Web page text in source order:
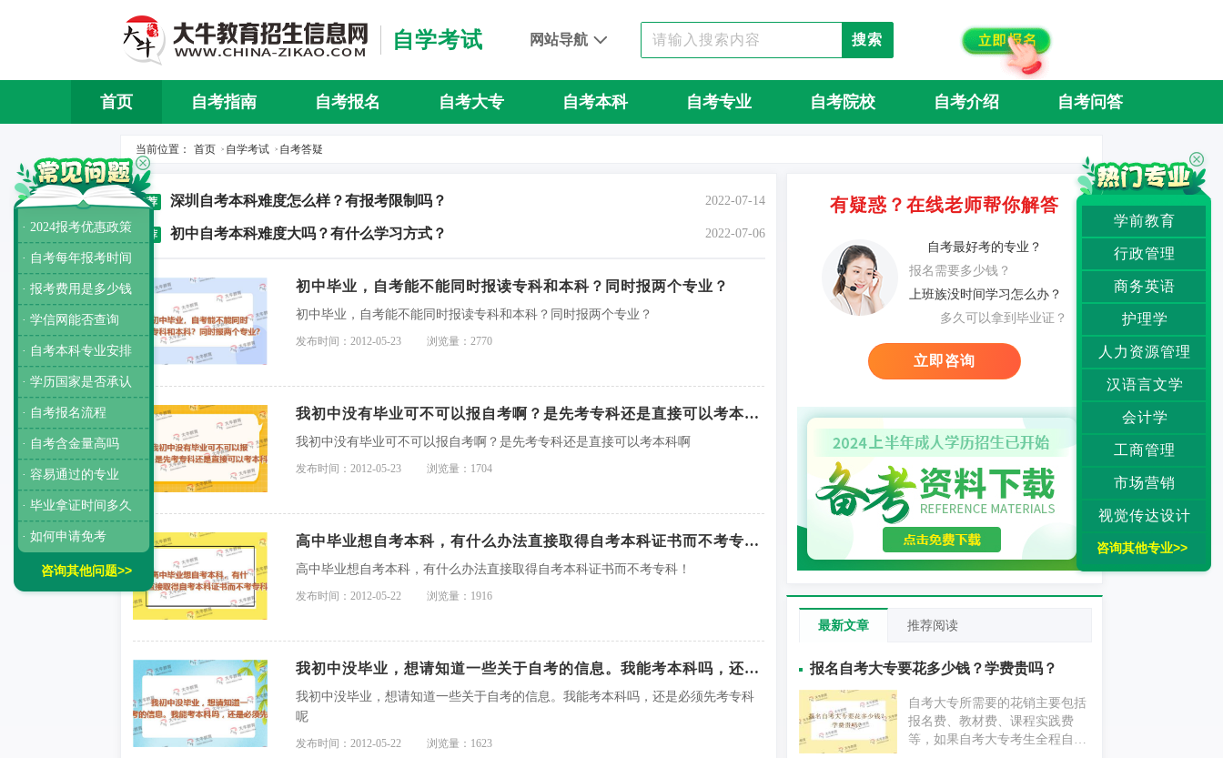
自学考试 网站导航 搜索
首页 自考指南 自考报名 自考大专 自考本科 自考专业 自考院校 自考介绍 自考问答
当前位置： 首页 > 自学考试 > 自考答疑
推荐 深圳自考本科难度怎么样？有报考限制吗？ 2022-07-14
推荐 初中自考本科难度大吗？有什么学习方式？ 2022-07-06
初中毕业，自考能不能同时报读专科和本科？同时报两个专业？
初中毕业，自考能不能同时报读专科和本科？同时报两个专业？
发布时间：2012-05-23 浏览量：2770
我初中没有毕业可不可以报自考啊？是先考专科还是直接可以考本科啊
我初中没有毕业可不可以报自考啊？是先考专科还是直接可以考本科啊
发布时间：2012-05-23 浏览量：1704
高中毕业想自考本科，有什么办法直接取得自考本科证书而不考专科！
高中毕业想自考本科，有什么办法直接取得自考本科证书而不考专科！
发布时间：2012-05-22 浏览量：1916
我初中没毕业，想请知道一些关于自考的信息。我能考本科吗，还是必须先考专科呢
我初中没毕业，想请知道一些关于自考的信息。我能考本科吗，还是必须先考专科
呢
发布时间：2012-05-22 浏览量：1623
有疑惑？在线老师帮你解答
自考最好考的专业？
报名需要多少钱？
上班族没时间学习怎么办？
多久可以拿到毕业证？
立即咨询
最新文章 推荐阅读
报名自考大专要花多少钱？学费贵吗？
自考大专所需要的花销主要包括
报名费、教材费、课程实践费
等，如果自考大专考生全程自学
· 2024报考优惠政策
· 自考每年报考时间
· 报考费用是多少钱
· 学信网能否查询
· 自考本科专业安排
· 学历国家是否承认
· 自考报名流程
· 自考含金量高吗
· 容易通过的专业
· 毕业拿证时间多久
· 如何申请免考
咨询其他问题>>
学前教育
行政管理
商务英语
护理学
人力资源管理
汉语言文学
会计学
工商管理
市场营销
视觉传达设计
咨询其他专业>>